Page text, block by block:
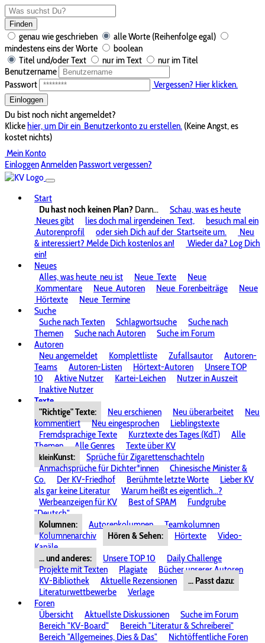
Finden
genau wie geschrieben
alle Worte (Reihenfolge egal)
mindestens eins der Worte
boolean
Titel und/oder Text
nur im Text
nur im Titel
Benutzername
Passwort
Vergessen? Hier klicken.
Einloggen
Du bist noch nicht angemeldet?
Klickehier, um Dir ein Benutzerkonto zu erstellen. (Keine Angst, es
kostet nichts)
Mein Konto
EinloggenAnmelden Passwort vergessen?
Start
Du hast noch keinen Plan? Dann...
Schau, was es heute
Neues gibt
lies doch mal irgendeinen Text,
besuch mal ein
Autorenprofil
oder sieh Dich auf der Startseite um.
Neu
& interessiert? Melde Dich kostenlos an!
Wieder da? Log Dich
ein!
Neues
Alles, was heute neu ist Neue Texte
Neue
Kommentare
Neue Autoren Neue Forenbeiträge
Neue
Hörtexte
Neue Termine
Suche
Suche nach Texten
Schlagwortsuche
Suche nach
Themen
Suche nach Autoren
Suche im Forum
Autoren
Neu angemeldet
Komplettliste Zufallsautor
Autoren-
Teams
Autoren-Listen Hörtext-Autoren
Unsere TOP
10
Aktive Nutzer Kartei-Leichen
Nutzer in Auszeit
Inaktive Nutzer
Texte
"Richtige" Texte:
Neu erschienen Neu überarbeitet
Neu
kommentiert
Neu eingesprochen
Lieblingstexte
Fremdsprachige Texte
Kurztexte des Tages (KdT)
Alle
Themen
Alle Genres Texte über KV
kleinKunst:
Sprüche für Zigarettenschachteln
Anmachsprüche für Dichter*innen
Chinesische Minister &
Co.
Der KV-Friedhof Berühmte letzte Worte
Lieber KV
als gar keine Literatur
Warum heißt es eigentlich...?
Werbeanzeigen für KV
Best of SPAM
Fundgrube
"Deutsch"
Kolumnen:
Autorenkolumnen
Teamkolumnen
Kolumnenarchiv
Hören & Sehen: Hörtexte
Video-
Kanäle
... und anderes:
Unsere TOP 10
Daily Challenge
Projekte mit Texten
Plagiate
Bücher unserer Autoren
KV-Bibliothek
Aktuelle Rezensionen
... Passt dazu:
Literaturwettbewerbe
Verlage
Foren
Übersicht
Aktuellste Diskussionen
Suche im Forum
Bereich "KV-Board"
Bereich "Literatur & Schreiberei"
Bereich "Allgemeines, Dies & Das"
Nichtöffentliche Foren